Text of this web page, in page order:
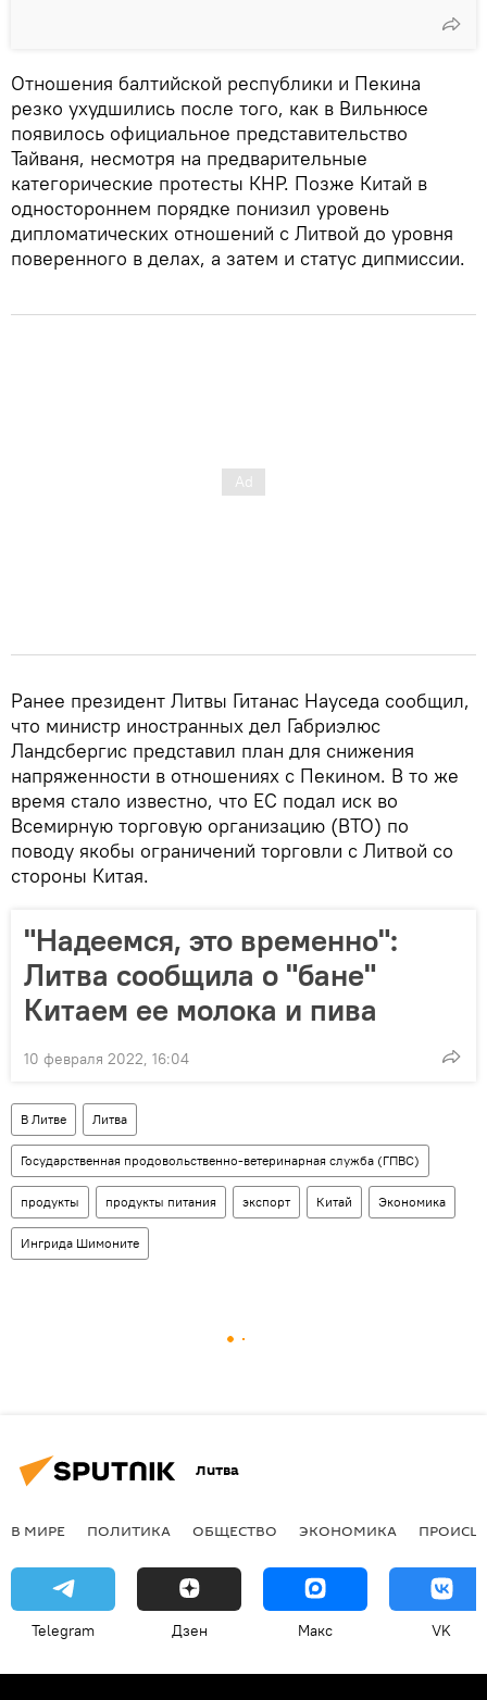
Отношения балтийской республики и Пекина
резко ухудшились после того, как в Вильнюсе
появилось официальное представительство
Тайваня, несмотря на предварительные
категорические протесты КНР. Позже Китай в
одностороннем порядке понизил уровень
дипломатических отношений с Литвой до уровня
поверенного в делах, а затем и статус дипмиссии.
Ранее президент Литвы Гитанас Науседа сообщил,
что министр иностранных дел Габриэлюс
Ландсбергис представил план для снижения
напряженности в отношениях с Пекином. В то же
время стало известно, что ЕС подал иск во
Всемирную торговую организацию (ВТО) по
поводу якобы ограничений торговли с Литвой со
стороны Китая.
"Надеемся, это временно":
Литва сообщила о "бане"
Китаем ее молока и пива
10 февраля 2022, 16:04
В Литве Литва
Государственная продовольственно-ветеринарная служба (ГПВС)
продукты продукты питания экспорт Китай Экономика
Ингрида Шимоните
Литва
В МИРЕ ПОЛИТИКА ОБЩЕСТВО ЭКОНОМИКА
Telegram Дзен Макс VK